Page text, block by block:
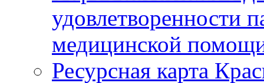
удовлетворенности
медицинской
Ресурсная карта